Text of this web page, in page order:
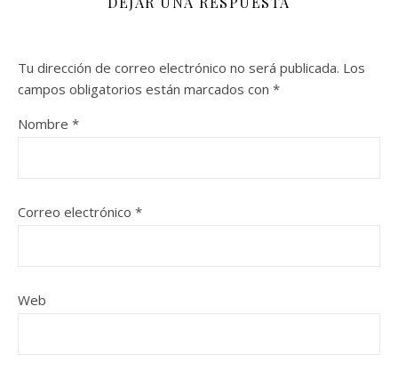
Tu dirección de correo electrónico no será publicada. Los
campos obligatorios están marcados con *
Nombre *
Correo electrónico *
Web